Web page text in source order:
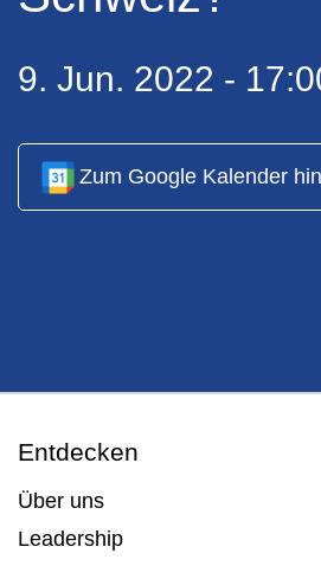
9. Jun. 2022 -
Zum Google Kalender
Entdecken
Über uns
Leadership